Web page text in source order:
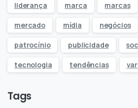
liderança marca marcas
mercado mídia negócios
patrocínio publicidade
tecnologia tendências
Tags